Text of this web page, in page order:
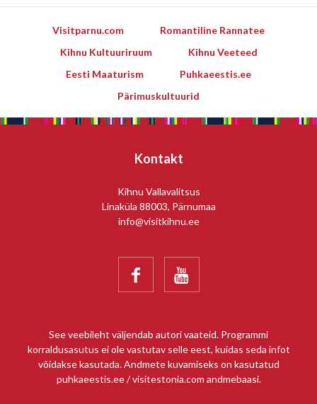
Visitparnu.com
Romantiline Rannatee
Kihnu Kultuuriruum
Kihnu Veeteed
Eesti Maaturism
Puhkaeestis.ee
Pärimuskultuurid
Kontakt
Kihnu Vallavalitsus
Linaküla 88003, Pärnumaa
info@visitkihnu.ee
 
See veebileht väljendab autori vaateid. Programmi
korraldusasutus ei ole vastutav selle eest, kuidas seda infot
võidakse kasutada. Andmete kuvamiseks on kasutatud
puhkaeestis.ee / visitestonia.com andmebaasi.